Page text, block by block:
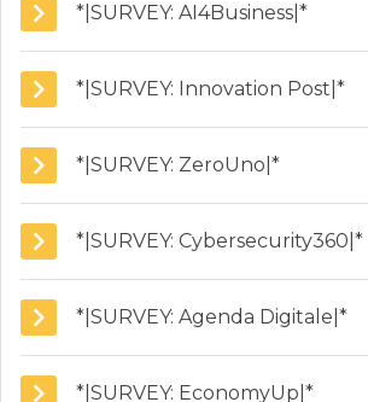
*|SURVEY: AI4Business|*
*|SURVEY: Innovation Post|*
*|SURVEY: ZeroUno|*
*|SURVEY: Cybersecurity360|*
*|SURVEY: Agenda Digitale|*
*|SURVEY: EconomyUp|*